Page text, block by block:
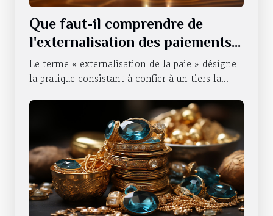
Que faut-il comprendre de
l'externalisation des paiements
d'une entreprise ?
Le terme « externalisation de la paie » désigne
la pratique consistant à confier à un tiers la...